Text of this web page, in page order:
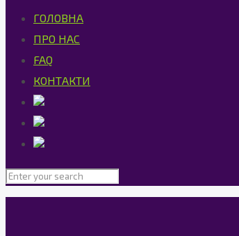
ГОЛОВНА
ПРО НАС
FAQ
КОНТАКТИ